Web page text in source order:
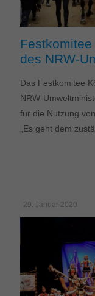
des NRW-
Das Festkomitee
NRW-
für die Nutzung
„Es geht dem
29. Januar 2020